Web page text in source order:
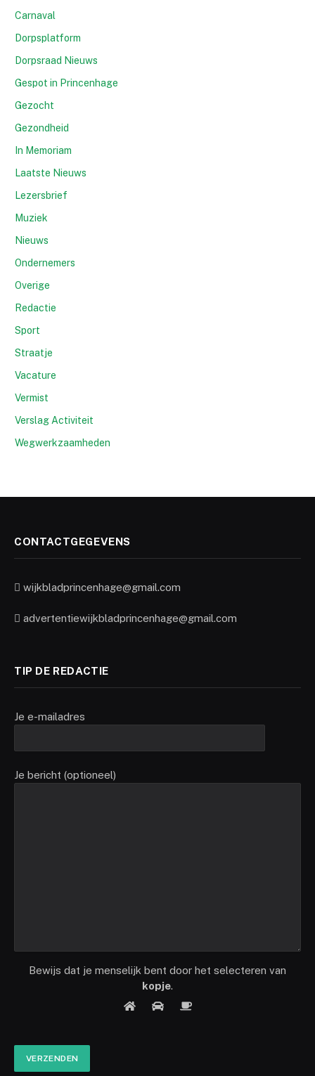
Carnaval
Dorpsplatform
Dorpsraad Nieuws
Gespot in Princenhage
Gezocht
Gezondheid
In Memoriam
Laatste Nieuws
Lezersbrief
Muziek
Nieuws
Ondernemers
Overige
Redactie
Sport
Straatje
Vacature
Vermist
Verslag Activiteit
Wegwerkzaamheden
CONTACTGEGEVENS
wijkbladprincenhage@gmail.com
advertentiewijkbladprincenhage@gmail.com
TIP DE REDACTIE
Je e-mailadres
Je bericht (optioneel)
Bewijs dat je menselijk bent door het selecteren van
kopje.